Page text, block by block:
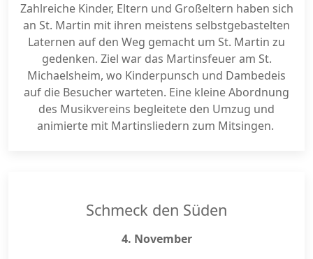
Zahlreiche Kinder, Eltern und Großeltern haben sich
an St. Martin mit ihren meistens selbstgebastelten
Laternen auf den Weg gemacht um St. Martin zu
gedenken. Ziel war das Martinsfeuer am St.
Michaelsheim, wo Kinderpunsch und Dambedeis
auf die Besucher warteten. Eine kleine Abordnung
des Musikvereins begleitete den Umzug und
animierte mit Martinsliedern zum Mitsingen.
Schmeck den Süden
4. November